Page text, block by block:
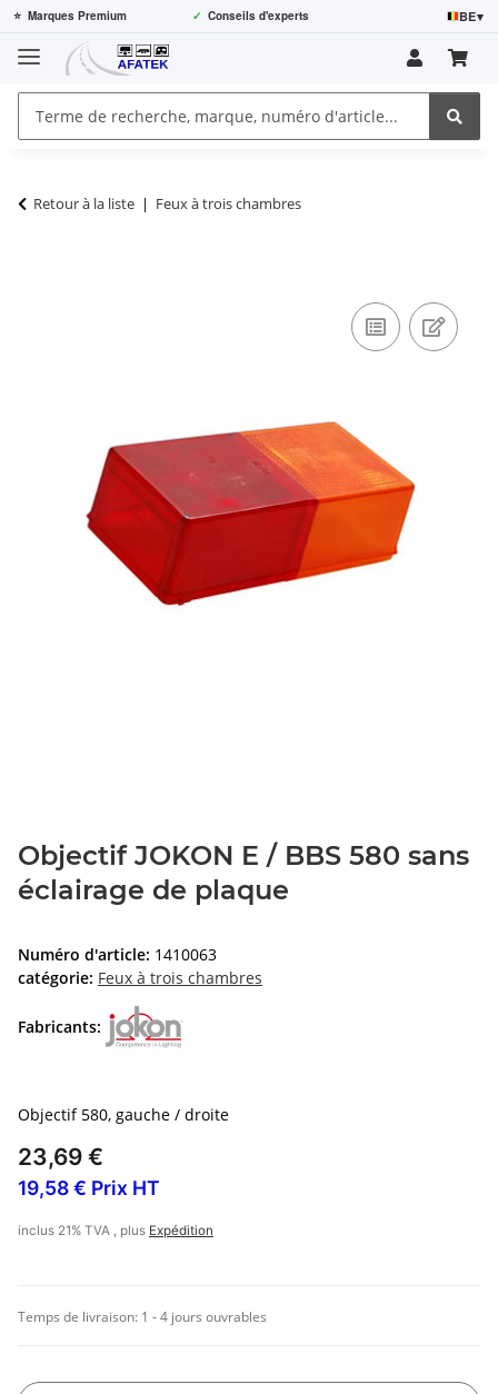
⭐ Marques Premium ✓ Conseils d'experts BE▾
Retour à la liste Feux à trois chambres
Objectif JOKON E / BBS 580 sans
éclairage de plaque
Numéro d'article: 1410063
catégorie: Feux à trois chambres
Fabricants:
Objectif 580, gauche / droite
23,69 €
19,58 € Prix HT
inclus 21% TVA , plus Expédition
Temps de livraison: 1 - 4 jours ouvrables